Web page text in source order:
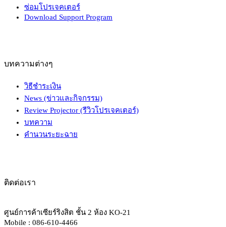
ซ่อมโปรเจคเตอร์
Download Support Program
บทความต่างๆ
วิธีชำระเงิน
News (ข่าวและกิจกรรม)
Review Projector (รีวิวโปรเจคเตอร์)
บทความ
คำนวนระยะฉาย
ติดต่อเรา
ศูนย์การค้าเซียร์ริงสิต ชั้น 2 ห้อง KO-21
Mobile : 086-610-4466